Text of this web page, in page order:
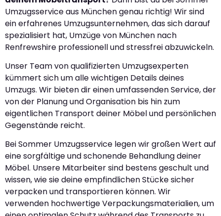
Umzugsservice aus München genau richtig! Wir sind
ein erfahrenes Umzugsunternehmen, das sich darauf
spezialisiert hat, Umzüge von München nach
Renfrewshire professionell und stressfrei abzuwickeln.
Unser Team von qualifizierten Umzugsexperten
kümmert sich um alle wichtigen Details deines
Umzugs. Wir bieten dir einen umfassenden Service, der
von der Planung und Organisation bis hin zum
eigentlichen Transport deiner Möbel und persönlichen
Gegenstände reicht.
Bei Sommer Umzugsservice legen wir großen Wert auf
eine sorgfältige und schonende Behandlung deiner
Möbel. Unsere Mitarbeiter sind bestens geschult und
wissen, wie sie deine empfindlichen Stücke sicher
verpacken und transportieren können. Wir
verwenden hochwertige Verpackungsmaterialien, um